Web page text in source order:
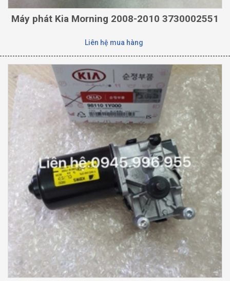
Máy phát Kia Morning 2008-2010 3730002551
Liên hệ mua hàng